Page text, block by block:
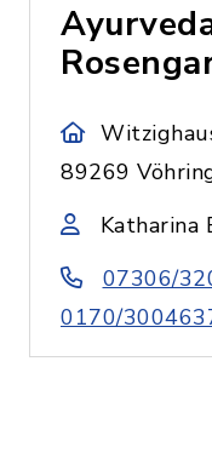
89269
Katharina
07306/
0170/